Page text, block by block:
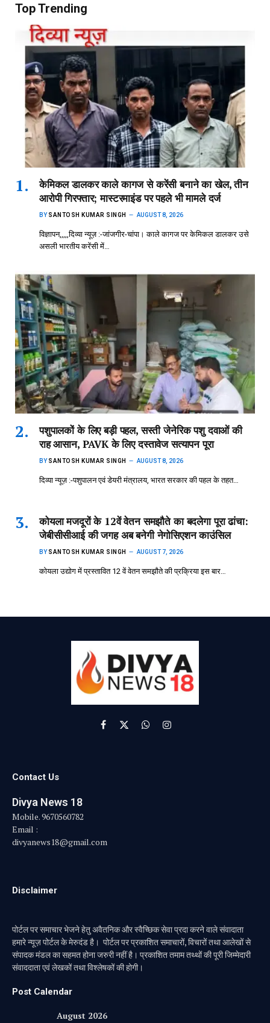
Top Trending
केमिकल डालकर काले कागज से करेंसी बनाने का खेल, तीन
आरोपी गिरफ्तार; मास्टरमाइंड पर पहले भी मामले दर्ज
BY SANTOSH KUMAR SINGH AUGUST 8, 2026
विज्ञापन,,,,,दिव्या न्यूज़ :-जांजगीर-चांपा। काले कागज पर केमिकल डालकर उसे
असली भारतीय करेंसी में…
पशुपालकों के लिए बड़ी पहल, सस्ती जेनेरिक पशु दवाओं की
राह आसान, PAVK के लिए दस्तावेज सत्यापन पूरा
BY SANTOSH KUMAR SINGH AUGUST 8, 2026
दिव्या न्यूज़ :-पशुपालन एवं डेयरी मंत्रालय, भारत सरकार की पहल के तहत…
कोयला मजदूरों के 12वें वेतन समझौते का बदलेगा पूरा ढांचा:
जेबीसीसीआई की जगह अब बनेगी नेगोसिएशन काउंसिल
BY SANTOSH KUMAR SINGH AUGUST 7, 2026
कोयला उद्योग में प्रस्तावित 12 वें वेतन समझौते की प्रक्रिया इस बार…
Facebook
X
WhatsAppInstagram
Contact Us
Divya News 18
Mobile. 9670560782
Email :
divyanews18@gmail.com
Disclaimer
पोर्टल पर समाचार भेजने हेतु अवैतनिक और स्वैच्छिक सेवा प्रदा करने वाले संवादाता
हमारे न्यूज़ पोर्टल के मेरुदंड है। पोर्टल पर प्रकाशित समाचारों, विचारों तथा आलेखों से
संपादक मंडल का सहमत होना जरुरी नहीं है। प्रकाशित तमाम तथ्थों की पूरी जिम्मेदारी
संवाददाता एवं लेखकों तथा विश्लेषकों की होगी।
Post Calendar
August 2026